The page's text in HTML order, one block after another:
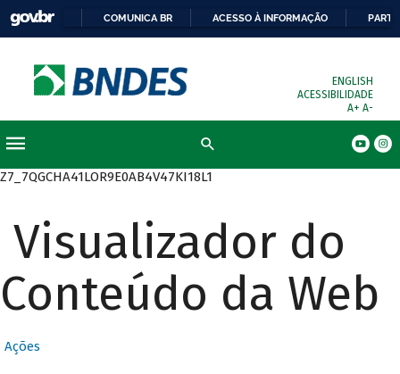
COMUNICA BR ACESSO À INFORMAÇÃO
ENGLISH
ACESSIBILIDADE
A+ A-
Z7_7QGCHA41LOR9E0AB4V47KI18L1
Visualizador do
Conteúdo da Web
Ações